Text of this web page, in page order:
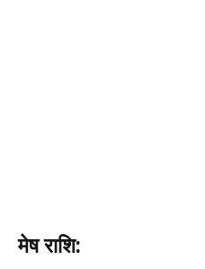
मेष राशि: